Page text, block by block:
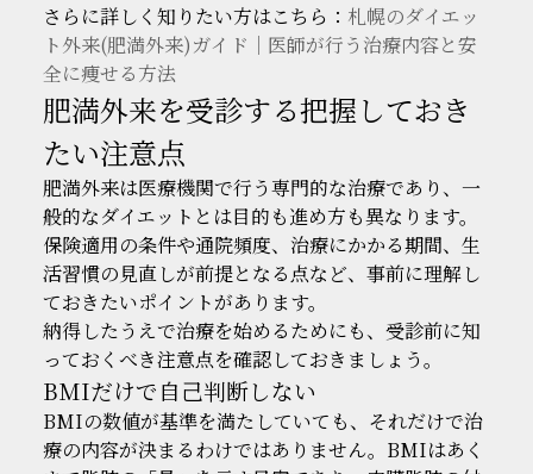
さらに詳しく知りたい方はこちら： 札幌のダイエッ
ト外来(肥満外来)ガイド｜医師が行う治療内容と安
全に痩せる方法
肥満外来を受診する把握しておき
たい注意点
肥満外来は医療機関で行う専門的な治療であり、一
般的なダイエットとは目的も進め方も異なります。
保険適用の条件や通院頻度、治療にかかる期間、生
活習慣の見直しが前提となる点など、事前に理解し
ておきたいポイントがあります。
納得したうえで治療を始めるためにも、受診前に知
っておくべき注意点を確認しておきましょう。
BMIだけで自己判断しない
BMIの数値が基準を満たしていても、それだけで治
療の内容が決まるわけではありません。BMIはあく